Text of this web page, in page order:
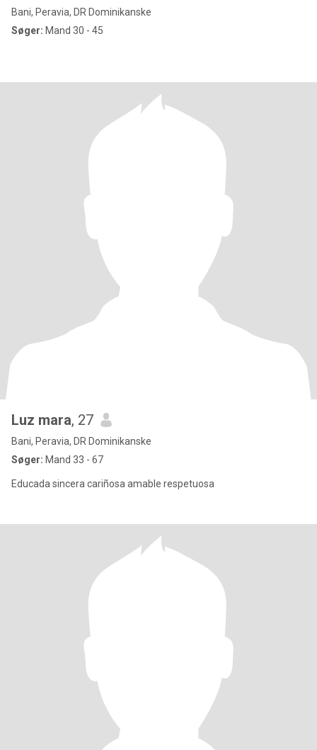
Bani, Peravia, DR Dominikanske
Søger: Mand 30 - 45
Luz mara, 27
Bani, Peravia, DR Dominikanske
Søger: Mand 33 - 67
Educada sincera cariñosa amable respetuosa